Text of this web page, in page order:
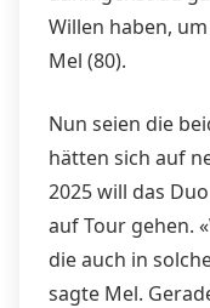
Willen haben,
Mel (80).
Nun seien die
hätten sich auf
2025 will das
auf Tour gehen.
die auch in
sagte Mel.